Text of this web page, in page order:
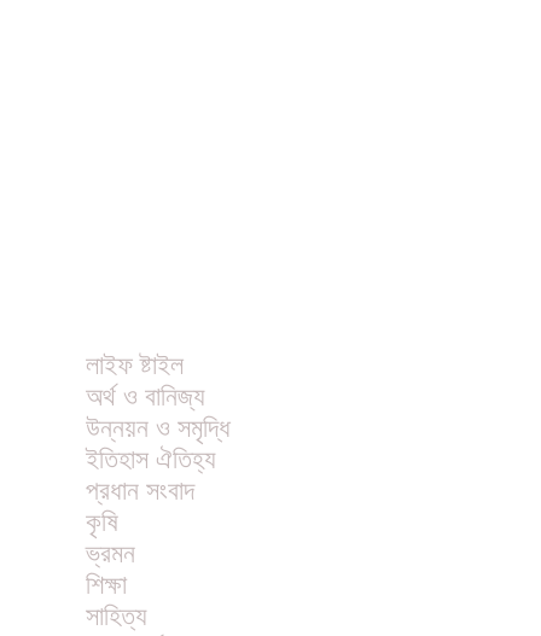
লাইফ ষ্টাইল
অর্থ ও বানিজ্য
উন্নয়ন ও সমৃদ্ধি
ইতিহাস ঐতিহ্য
প্রধান সংবাদ
কৃষি
ভ্রমন
শিক্ষা
সাহিত্য